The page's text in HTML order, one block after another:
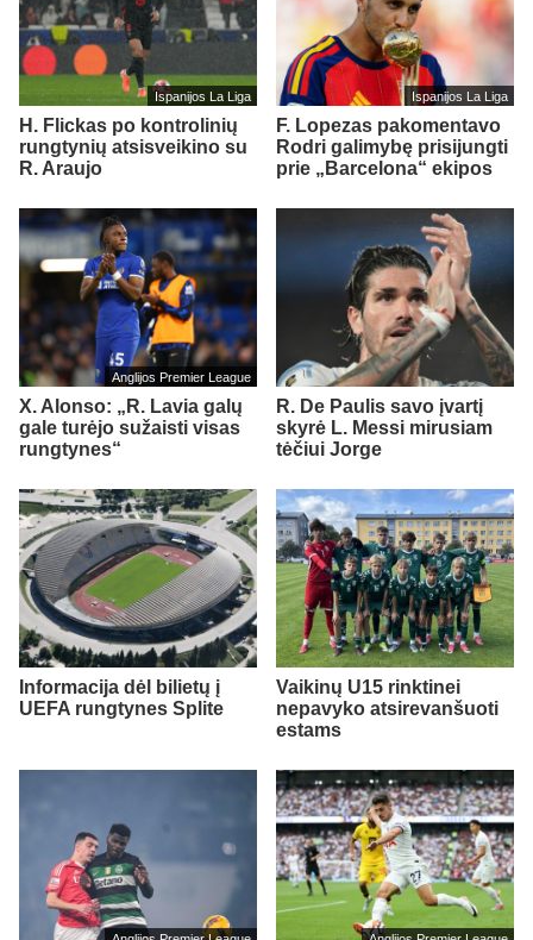
Ispanijos La Liga
H. Flickas po kontrolinių
rungtynių atsisveikino su
R. Araujo
Ispanijos La Liga
F. Lopezas pakomentavo
Rodri galimybę prisijungti
prie „Barcelona“ ekipos
Anglijos Premier League
X. Alonso: „R. Lavia galų
gale turėjo sužaisti visas
rungtynes“
R. De Paulis savo įvartį
skyrė L. Messi mirusiam
tėčiui Jorge
Informacija dėl bilietų į
UEFA rungtynes Splite
Vaikinų U15 rinktinei
nepavyko atsirevanšuoti
estams